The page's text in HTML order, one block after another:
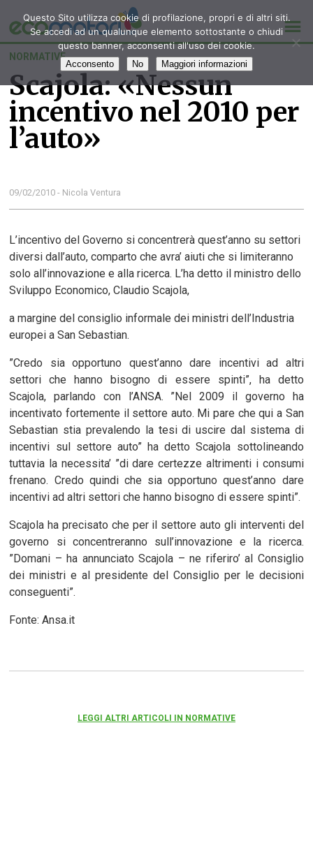
NORMATIVE
Scajola: «Nessun
incentivo nel 2010 per
l’auto»
09/02/2010 - Nicola Ventura
L’incentivo del Governo si concentrerà quest’anno su settori
diversi dall’auto, comparto che avra’ aiuti che si limiteranno
solo all’innovazione e alla ricerca. L’ha detto il ministro dello
Sviluppo Economico, Claudio Scajola,
a margine del consiglio informale dei ministri dell’Industria
europei a San Sebastian.
”Credo sia opportuno quest’anno dare incentivi ad altri
settori che hanno bisogno di essere spinti”, ha detto
Scajola, parlando con l’ANSA. ”Nel 2009 il governo ha
incentivato fortemente il settore auto. Mi pare che qui a San
Sebastian stia prevalendo la tesi di uscire dal sistema di
incentivi sul settore auto” ha detto Scajola sottolineando
tuttavia la necessita’ ”di dare certezze altrimenti i consumi
frenano. Credo quindi che sia opportuno quest’anno dare
incentivi ad altri settori che hanno bisogno di essere spinti”.
Scajola ha precisato che per il settore auto gli interventi del
governo si concentreranno sull’innovazione e la ricerca.
”Domani – ha annunciato Scajola – ne riferiro’ al Consiglio
dei ministri e al presidente del Consiglio per le decisioni
conseguenti”.
Fonte: Ansa.it
LEGGI ALTRI ARTICOLI IN NORMATIVE
Questo Sito utilizza cookie di profilazione, propri e di altri siti.
Se accedi ad un qualunque elemento sottostante o chiudi
questo banner, acconsenti all'uso dei cookie.
Acconsento No Maggiori informazioni